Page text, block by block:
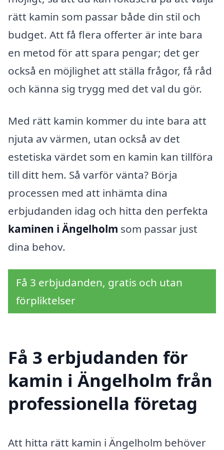
rätt kamin som passar både din stil och
budget. Att få flera offerter är inte bara
en metod för att spara pengar; det ger
också en möjlighet att ställa frågor, få råd
och känna sig trygg med det val du gör.
Med rätt kamin kommer du inte bara att
njuta av värmen, utan också av det
estetiska värdet som en kamin kan tillföra
till ditt hem. Så varför vänta? Börja
processen med att inhämta dina
erbjudanden idag och hitta den perfekta
kaminen i Ängelholm som passar just
dina behov.
Få 3 erbjudanden, gratis och utan
förpliktelser
Få 3 erbjudanden för
kamin i Ängelholm från
professionella företag
Att hitta rätt kamin i Ängelholm behöver